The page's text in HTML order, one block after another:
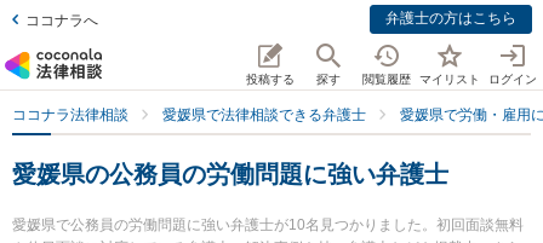
ココナラへ 弁護士の方はこちら
投稿する 探す 閲覧履歴 マイリスト ログイン
ココナラ法律相談 愛媛県で法律相談できる弁護士 愛媛県で労働・雇用
愛媛県の公務員の労働問題に強い弁護士
愛媛県で公務員の労働問題に強い弁護士が10名見つかりました。初回面談無料